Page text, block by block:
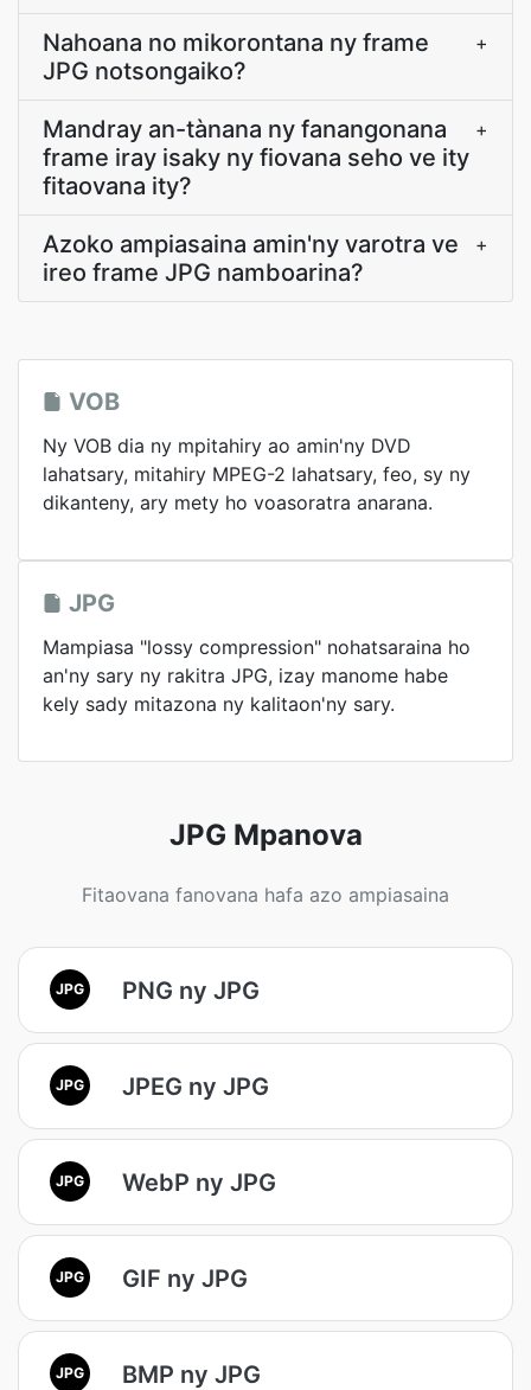
Nahoana no mikorontana ny frame
JPG notsongaiko?
+
Mandray an-tànana ny fanangonana
frame iray isaky ny fiovana seho ve ity
fitaovana ity?
+
Azoko ampiasaina amin'ny varotra ve
ireo frame JPG namboarina?
+
VOB
Ny VOB dia ny mpitahiry ao amin'ny DVD
lahatsary, mitahiry MPEG-2 lahatsary, feo, sy ny
dikanteny, ary mety ho voasoratra anarana.
JPG
Mampiasa "lossy compression" nohatsaraina ho
an'ny sary ny rakitra JPG, izay manome habe
kely sady mitazona ny kalitaon'ny sary.
JPG Mpanova
Fitaovana fanovana hafa azo ampiasaina
JPG PNG ny JPG
JPG JPEG ny JPG
JPG WebP ny JPG
JPG GIF ny JPG
JPG BMP ny JPG